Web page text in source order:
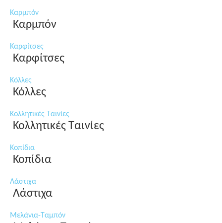
Καρμπόν
Καρμπόν
Καρφίτσες
Καρφίτσες
Κόλλες
Κόλλες
Κολλητικές Ταινίες
Κολλητικές Ταινίες
Κοπίδια
Κοπίδια
Λάστιχα
Λάστιχα
Μελάνια-Ταμπόν